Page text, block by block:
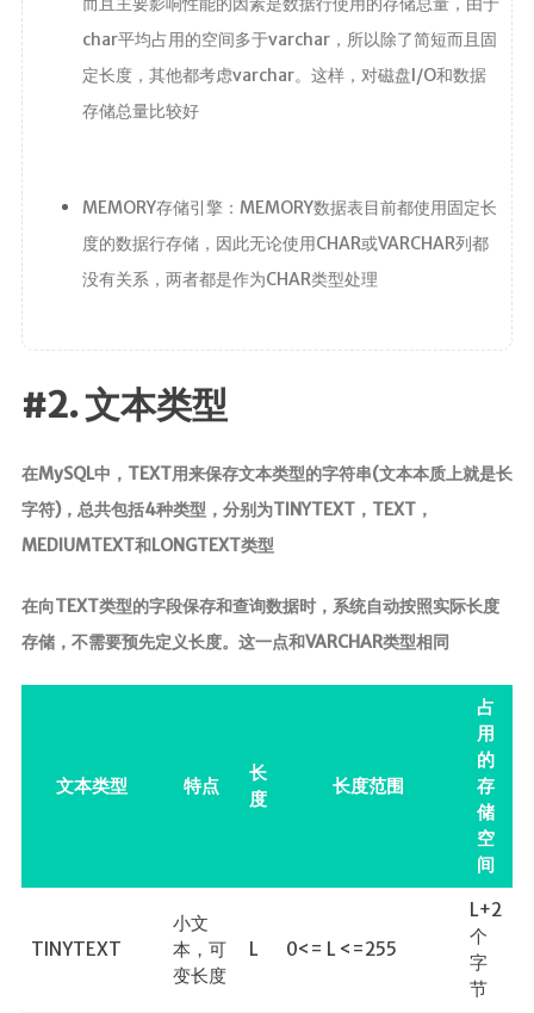
char平均占用的空间多于varchar，所以除了简短而且固
定长度，其他都考虑varchar。这样，对磁盘I/O和数据
存储总量比较好
MEMORY存储引擎：MEMORY数据表目前都使用固定长
度的数据行存储，因此无论使用CHAR或VARCHAR列都
没有关系，两者都是作为CHAR类型处理
#2. 文本类型
在MySQL中，TEXT用来保存文本类型的字符串(文本本质上就是长
字符)，总共包括4种类型，分别为TINYTEXT，TEXT，
MEDIUMTEXT和LONGTEXT类型
在向TEXT类型的字段保存和查询数据时，系统自动按照实际长度
存储，不需要预先定义长度。这一点和VARCHAR类型相同
文本类型 特点
长
度
长度范围
占
用
的
存
储
空
间
TINYTEXT
小文
本，可
变长度
L 0<= L <=255
L+2
个
字
节